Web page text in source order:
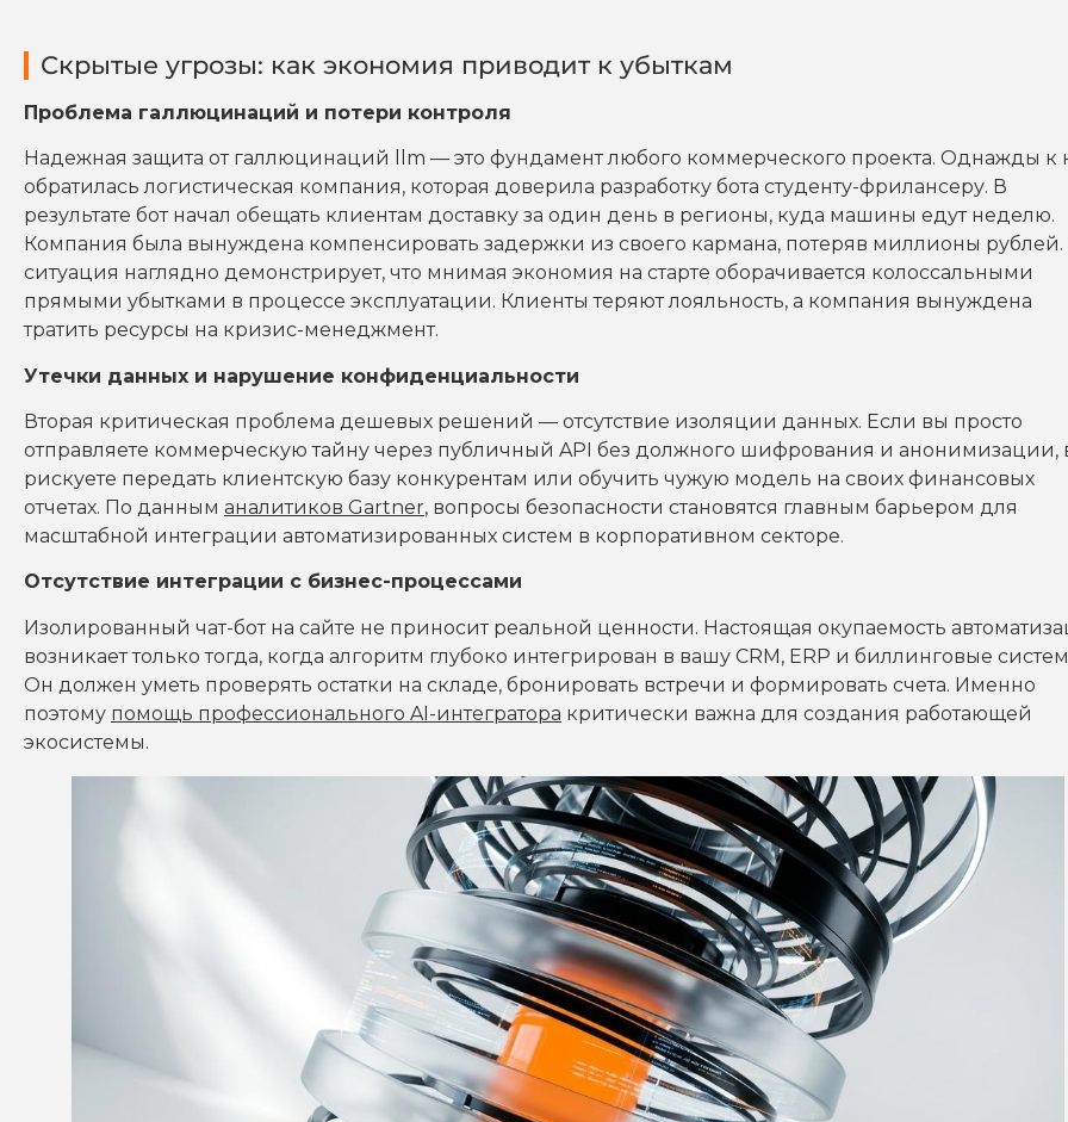
Скрытые угрозы: как экономия приводит к убыткам
Проблема галлюцинаций и потери контроля
Надежная защита от галлюцинаций llm — это фундамент любого коммерческого проекта. Однажды к
обратилась логистическая компания, которая доверила разработку бота студенту-фрилансеру. В
результате бот начал обещать клиентам доставку за один день в регионы, куда машины едут неделю.
Компания была вынуждена компенсировать задержки из своего кармана, потеряв миллионы рублей.
ситуация наглядно демонстрирует, что мнимая экономия на старте оборачивается колоссальными
прямыми убытками в процессе эксплуатации. Клиенты теряют лояльность, а компания вынуждена
тратить ресурсы на кризис-менеджмент.
Утечки данных и нарушение конфиденциальности
Вторая критическая проблема дешевых решений — отсутствие изоляции данных. Если вы просто
отправляете коммерческую тайну через публичный API без должного шифрования и анонимизации,
рискуете передать клиентскую базу конкурентам или обучить чужую модель на своих финансовых
отчетах. По данным аналитиков Gartner, вопросы безопасности становятся главным барьером для
масштабной интеграции автоматизированных систем в корпоративном секторе.
Отсутствие интеграции с бизнес-процессами
Изолированный чат-бот на сайте не приносит реальной ценности. Настоящая окупаемость
возникает только тогда, когда алгоритм глубоко интегрирован в вашу CRM, ERP и биллинговые
Он должен уметь проверять остатки на складе, бронировать встречи и формировать счета. Именно
поэтому помощь профессионального AI-интегратора критически важна для создания работающей
экосистемы.